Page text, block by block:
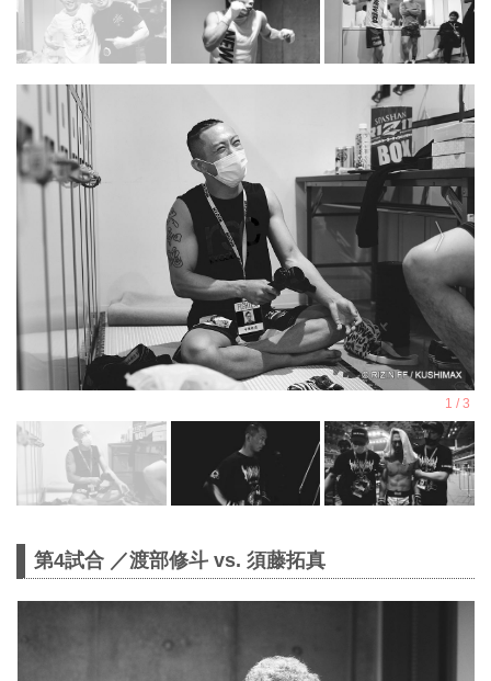
第4試合 ／渡部修斗 vs. 須藤拓真